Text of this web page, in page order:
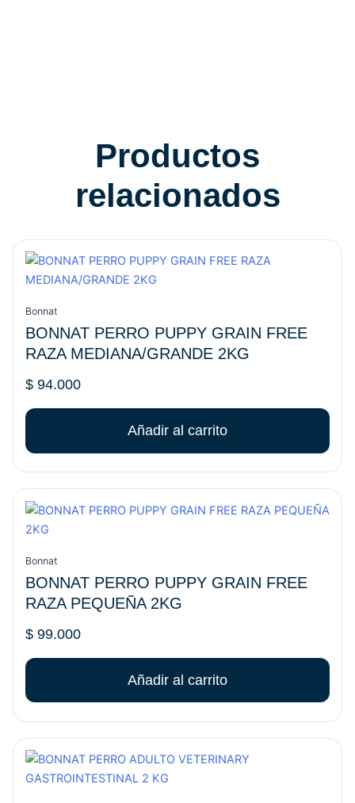
Productos
relacionados
Bonnat
BONNAT PERRO PUPPY GRAIN FREE
RAZA MEDIANA/GRANDE 2KG
$94.000
Añadir al carrito
Bonnat
BONNAT PERRO PUPPY GRAIN FREE
RAZA PEQUEÑA 2KG
$99.000
Añadir al carrito